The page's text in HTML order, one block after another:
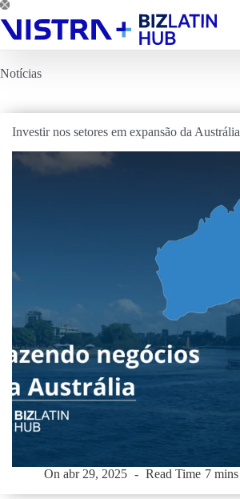
Pular
para
conteúdo
Notícias
Investir nos setores em expansão da Austrália
On abr 29, 2025 Read Time 7 mins